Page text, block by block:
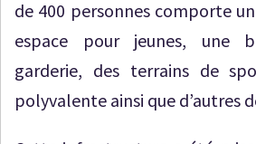
de 400 personnes comporte
espace pour jeunes, une
garderie, des terrains de
polyvalente ainsi que d’autres